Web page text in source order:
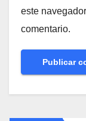
este
comentario.